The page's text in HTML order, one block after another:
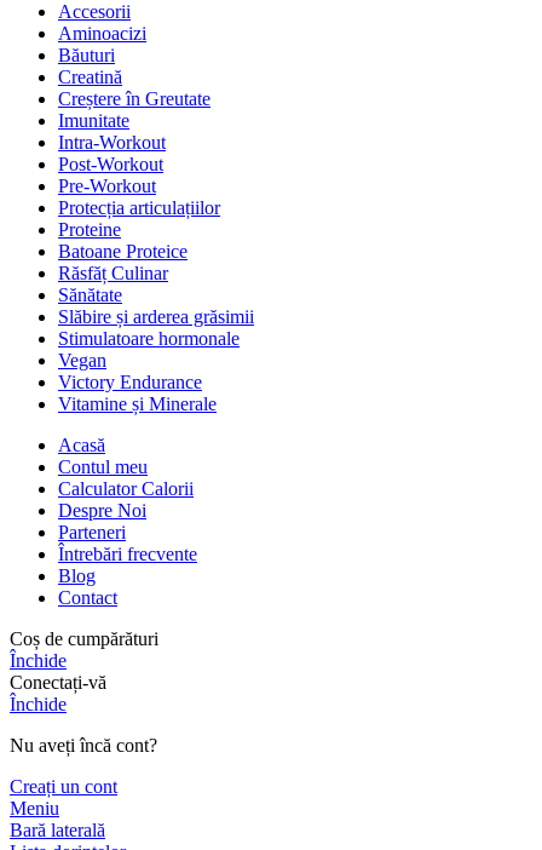
Accesorii
Aminoacizi
Băuturi
Creatină
Creștere în Greutate
Imunitate
Intra-Workout
Post-Workout
Pre-Workout
Protecția articulațiilor
Proteine
Batoane Proteice
Răsfăț Culinar
Sănătate
Slăbire și arderea grăsimii
Stimulatoare hormonale
Vegan
Victory Endurance
Vitamine și Minerale
Acasă
Contul meu
Calculator Calorii
Despre Noi
Parteneri
Întrebări frecvente
Blog
Contact
Coș de cumpărături
Închide
Conectați-vă
Închide
Nu aveți încă cont?
Creați un cont
Meniu
Bară laterală